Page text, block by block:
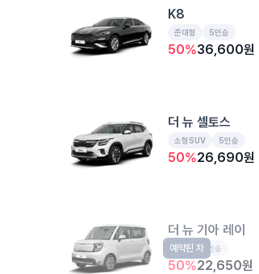
K8
준대형 5인승
50%36,600원
더 뉴 셀토스
소형SUV 5인승
50%26,690원
더 뉴 기아 레이
경형 5인승
50%22,650원
예약된 차